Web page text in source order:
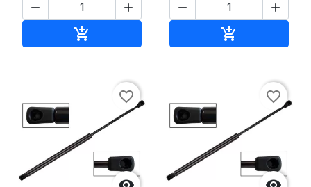
 

 

favorite_border favorite_border